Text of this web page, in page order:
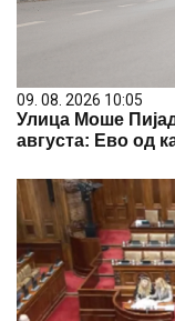
09. 08. 2026 10:05
Улица Моше
августа: Ево од